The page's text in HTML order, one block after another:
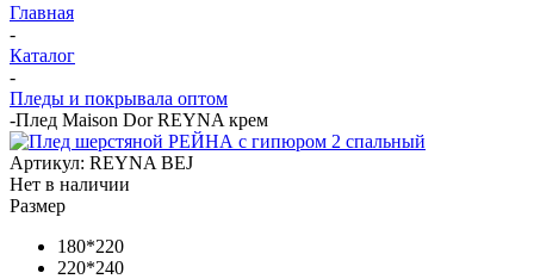
Главная
-
Каталог
-
Пледы и покрывала оптом
-Плед Maison Dor REYNA крем
Артикул: REYNA BEJ
Нет в наличии
Размер
180*220
220*240